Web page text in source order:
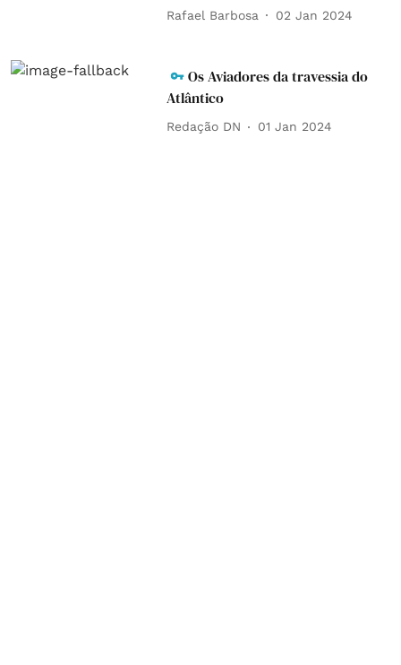
Rafael Barbosa 02 Jan 2024
Os Aviadores da travessia do
Atlântico
Redação DN 01 Jan 2024